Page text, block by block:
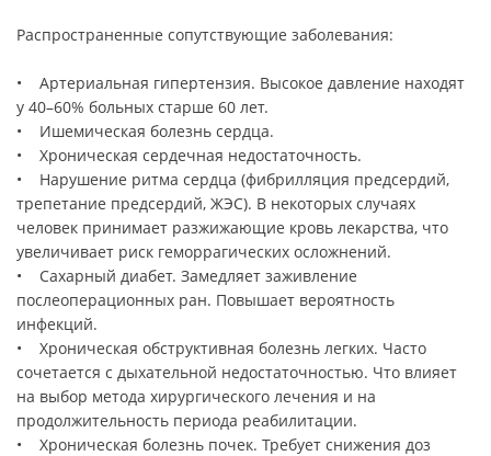
Распространенные сопутствующие заболевания:
• Артериальная гипертензия. Высокое давление находят
у 40–60% больных старше 60 лет.
• Ишемическая болезнь сердца.
• Хроническая сердечная недостаточность.
• Нарушение ритма сердца (фибрилляция предсердий,
трепетание предсердий, ЖЭС). В некоторых случаях
человек принимает разжижающие кровь лекарства, что
увеличивает риск геморрагических осложнений.
• Сахарный диабет. Замедляет заживление
послеоперационных ран. Повышает вероятность
инфекций.
• Хроническая обструктивная болезнь легких. Часто
сочетается с дыхательной недостаточностью. Что влияет
на выбор метода хирургического лечения и на
продолжительность периода реабилитации.
• Хроническая болезнь почек. Требует снижения доз